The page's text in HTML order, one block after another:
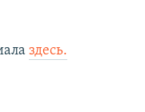
здесь.